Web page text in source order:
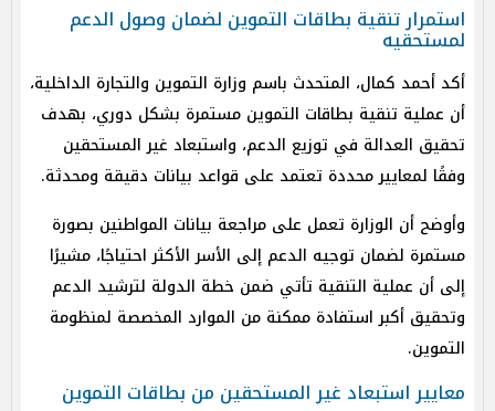
استمرار تنقية بطاقات التموين لضمان وصول الدعم
لمستحقيه
أكد أحمد كمال، المتحدث باسم وزارة التموين والتجارة الداخلية،
أن عملية تنقية بطاقات التموين مستمرة بشكل دوري، بهدف
تحقيق العدالة في توزيع الدعم، واستبعاد غير المستحقين
وفقًا لمعايير محددة تعتمد على قواعد بيانات دقيقة ومحدثة.
وأوضح أن الوزارة تعمل على مراجعة بيانات المواطنين بصورة
مستمرة لضمان توجيه الدعم إلى الأسر الأكثر احتياجًا، مشيرًا
إلى أن عملية التنقية تأتي ضمن خطة الدولة لترشيد الدعم
وتحقيق أكبر استفادة ممكنة من الموارد المخصصة لمنظومة
التموين.
معايير استبعاد غير المستحقين من بطاقات التموين